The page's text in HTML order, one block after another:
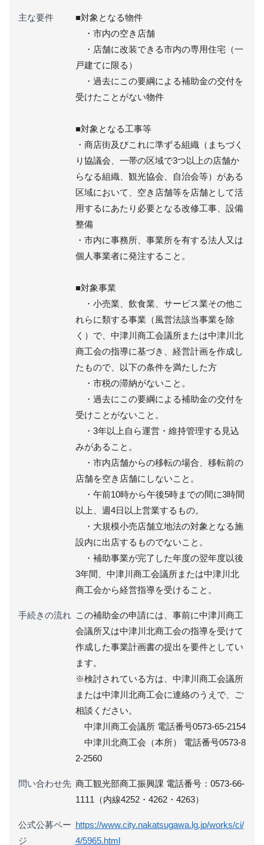
主な要件
■対象となる物件
・市内の空き店舗
・店舗に改装できる市内の専用住宅（一
戸建てに限る）
・過去にこの要綱による補助金の交付を
受けたことがない物件
■対象となる工事等
・商店街及びこれに準ずる組織（まちづく
り協議会、一帯の区域で3つ以上の店舗か
らなる組織、観光協会、自治会等）がある
区域において、空き店舗等を店舗として活
用するにあたり必要となる改修工事、設備
整備
・市内に事務所、事業所を有する法人又は
個人事業者に発注すること。
■対象事業
・小売業、飲食業、サービス業その他こ
れらに類する事業（風営法該当事業を除
く）で、中津川商工会議所または中津川北
商工会の指導に基づき、経営計画を作成し
たもので、以下の条件を満たした方
・市税の滞納がないこと。
・過去にこの要綱による補助金の交付を
受けことがないこと。
・3年以上自ら運営・維持管理する見込
みがあること。
・市内店舗からの移転の場合、移転前の
店舗を空き店舗にしないこと。
・午前10時から午後5時までの間に3時間
以上、週4日以上営業するもの。
・大規模小売店舗立地法の対象となる施
設内に出店するものでないこと。
・補助事業が完了した年度の翌年度以後
3年間、中津川商工会議所または中津川北
商工会から経営指導を受けること。
手続きの流れ この補助金の申請には、事前に中津川商工
会議所又は中津川北商工会の指導を受けて
作成した事業計画書の提出を要件としてい
ます。
※検討されている方は、中津川商工会議所
または中津川北商工会に連絡のうえで、ご
相談ください。
中津川商工会議所 電話番号0573-65-2154
中津川北商工会（本所） 電話番号0573-8
2-2560
問い合わせ先 商工観光部商工振興課 電話番号：0573-66-
1111（内線4252・4262・4263）
公式公募ペー
ジ
https://www.city.nakatsugawa.lg.jp/works/ci/
4/5965.html